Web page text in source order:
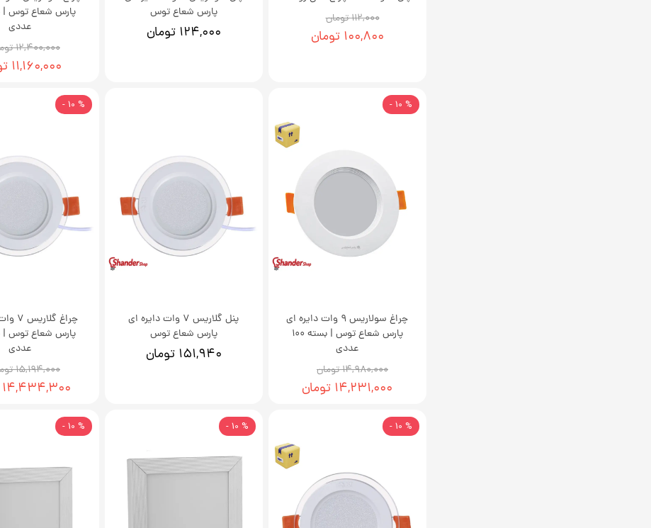
۱۱۲,۰۰۰ تومان
۱۰۰,۸۰۰ تومان
پارس شعاع توس
۱۲۴,۰۰۰ تومان
عددی
۱۲,۴۰۰,۰۰۰ تومان
۱۱,۱۶۰,۰۰۰ تومان
چراغ سولاریس 9 وات دایره ای
پارس شعاع توس | بسته 100
عددی
۱۴,۹۸۰,۰۰۰ تومان
۱۴,۲۳۱,۰۰۰ تومان
% 10 -
پنل گلاریس 7 وات دایره ای
پارس شعاع توس
۱۵۱,۹۴۰ تومان
چراغ
عددی
۱۵,۱۹۴,۰۰۰ تومان
۱۴,۴۳۴,۳۰۰ تومان
% 10 -
% 10 -
% 10 -
% 10 -